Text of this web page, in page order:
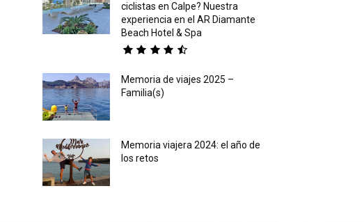
ciclistas en Calpe? Nuestra
experiencia en el AR Diamante
Beach Hotel & Spa
Memoria de viajes 2025 –
Familia(s)
Memoria viajera 2024: el año de
los retos